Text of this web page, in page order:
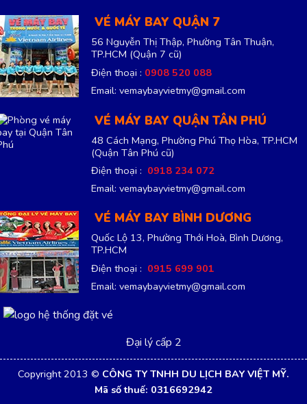
Quốc Lộ 13, Phường Thới Hoà, Bình Dương,
Điện thoại :0915 699 901
Email: vemaybayvietmy@gmail.com
Đại lý cấp 2
Copyright 2013 ©CÔNG TY TNHH DU LỊCH BAY VIỆT MỸ.
Mã số thuế: 0316692942